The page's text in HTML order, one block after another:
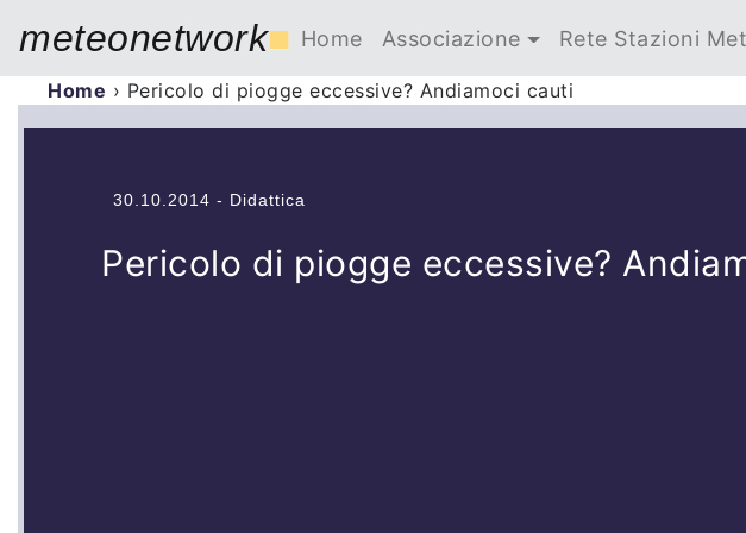
meteonetwork■ Home Associazione Rete Stazioni
Home › Pericolo di piogge eccessive? Andiamoci cauti
30.10.2014 - Didattica
Pericolo di piogge eccessive?